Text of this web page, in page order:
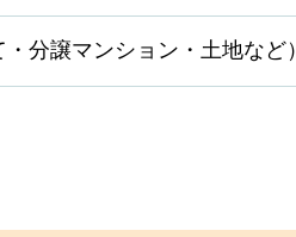
分譲マンション・土地など）